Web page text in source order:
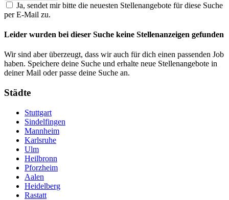
Ja, sendet mir bitte die neuesten Stellenangebote für diese Suche
per E-Mail zu.
Leider wurden bei dieser Suche keine Stellenanzeigen gefunden
Wir sind aber überzeugt, dass wir auch für dich einen passenden Job
haben. Speichere deine Suche und erhalte neue Stellenangebote in
deiner Mail oder passe deine Suche an.
Städte
Stuttgart
Sindelfingen
Mannheim
Karlsruhe
Ulm
Heilbronn
Pforzheim
Aalen
Heidelberg
Rastatt